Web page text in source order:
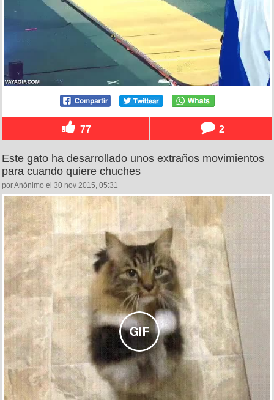
77 2
Este gato ha desarrollado unos extraños movimientos
para cuando quiere chuches
por Anónimo el 30 nov 2015, 05:31